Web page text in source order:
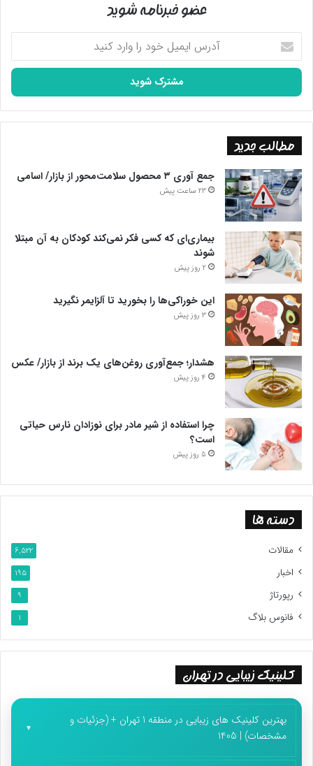
عضو خبرنامه شوید
آدرس
ایمیل
خود
وارد
کنید
مطالب جدید
جمع آوری ۳ محصول سلامت‌محور از بازار/ اسامی
23 ساعت پیش
بیماری‌ای که کسی فکر نمی‌کند کودکان به آن مبتلا
شوند
2 روز پیش
این خوراکی‌ها را بخورید تا آلزایمر نگیرید
3 روز پیش
هشدار؛ جمع‌آوری روغن‌های یک برند از بازار/ عکس
4 روز پیش
چرا استفاده از شیر مادر برای نوزادان نارس حیاتی
است؟
5 روز پیش
دسته ها
مقالات 6,522
اخبار 195
رپورتاژ 9
فانوس بلاگ 1
کلینیک زیبایی در تهران
بهترین کلینیک های زیبایی در منطقه 1 تهران + (جزئیات و
مشخصات) | 1405